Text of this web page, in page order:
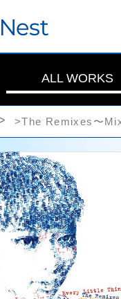
ALL WORKS
>The Remixes〜